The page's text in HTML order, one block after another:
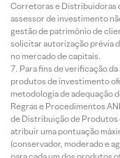
Corretoras e Distribuidoras
assessor de investimento
gestão de patrimônio de
solicitar autorização prévia
no mercado de capitais.
Para fins de verificação
produtos de investimento
metodologia de adequação
Regras e Procedimentos
de Distribuição de
atribuir uma pontuação
(conservador, moderado e